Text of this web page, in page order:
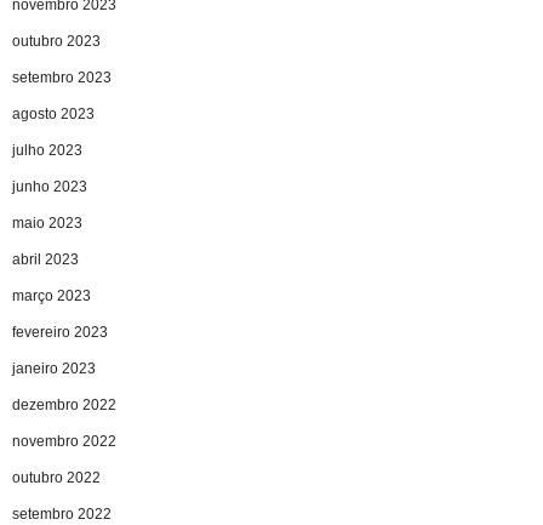
novembro 2023
outubro 2023
setembro 2023
agosto 2023
julho 2023
junho 2023
maio 2023
abril 2023
março 2023
fevereiro 2023
janeiro 2023
dezembro 2022
novembro 2022
outubro 2022
setembro 2022